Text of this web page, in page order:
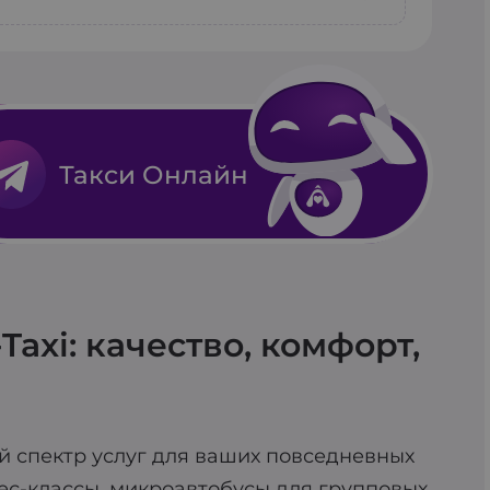
смартфоном или смарт-часами
найдет ближайшее авто и
Такси Онлайн
качество, комфорт,
услуг для ваших повседневных